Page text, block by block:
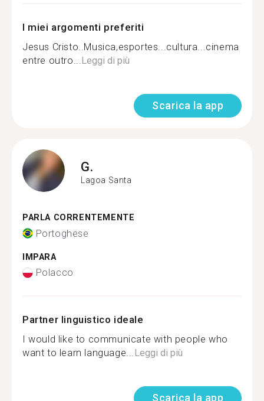
I miei argomenti preferiti
Jesus Cristo..Musica,esportes...cultura...cinema
entre outro...Leggi di più
Scarica la app
G.
Lagoa Santa
PARLA CORRENTEMENTE
Portoghese
IMPARA
Polacco
Partner linguistico ideale
I would like to communicate with people who
want to learn language...Leggi di più
Scarica la app